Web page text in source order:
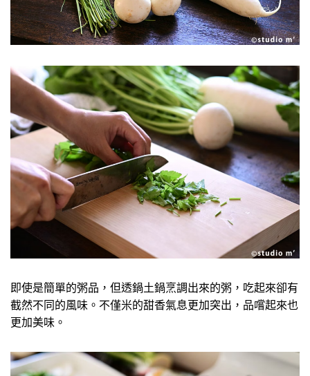
即使是簡單的粥品，但透鍋土鍋烹調出來的粥，吃起來卻有
截然不同的風味。不僅米的甜香氣息更加突出，品嚐起來也
更加美味。